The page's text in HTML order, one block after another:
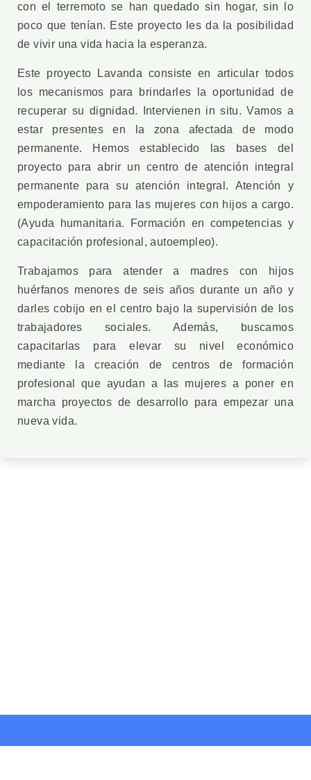
con el terremoto se han quedado sin hogar, sin lo
poco que tenían. Este proyecto les da la posibilidad
de vivir una vida hacia la esperanza.
Este proyecto Lavanda consiste en articular todos
los mecanismos para brindarles la oportunidad de
recuperar su dignidad. Intervienen in situ. Vamos a
estar presentes en la zona afectada de modo
permanente. Hemos establecido las bases del
proyecto para abrir un centro de atención integral
permanente para su atención integral. Atención y
empoderamiento para las mujeres con hijos a cargo.
(Ayuda humanitaria. Formación en competencias y
capacitación profesional, autoempleo).
Trabajamos para atender a madres con hijos
huérfanos menores de seis años durante un año y
darles cobijo en el centro bajo la supervisión de los
trabajadores sociales. Además, buscamos
capacitarlas para elevar su nivel económico
mediante la creación de centros de formación
profesional que ayudan a las mujeres a poner en
marcha proyectos de desarrollo para empezar una
nueva vida.